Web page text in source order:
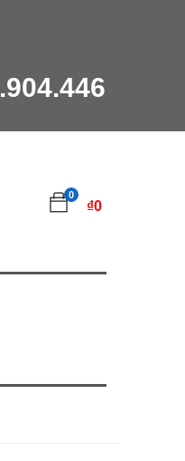
0
₫0